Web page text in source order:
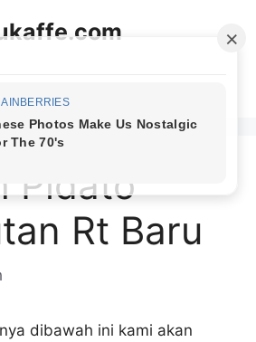
Pidato
Rt Baru
dibawah ini kami akan